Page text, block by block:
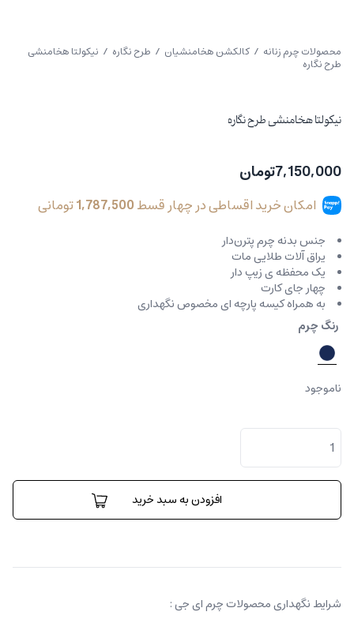
محصولات چرم زنانه / کالکشن هخامنشیان / طرح نگاره / نیکولتا هخامنشی
طرح نگاره
نیکولتا هخامنشی طرح نگاره
7,150,000تومان
امکان خرید اقساطی در چهار قسط1,787,500تومانی
جنس بدنه چرم پترن‌دار
یراق آلات طلایی مات
یک محفظه ی زیپ دار
چهار جای کارت
به همراه کیسه پارچه ای مخصوص نگهداری
رنگ چرم
ناموجود
نیکولتا
هخامنشی
طرح
نگاره
افزودن به سبد خرید
شرایط نگهداری محصولات چرم ای جی :